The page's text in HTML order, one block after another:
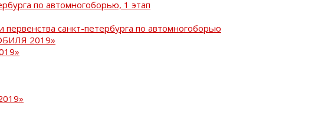
по автомногоборью, 1 этап
санкт-петербурга по автомногоборью
2019»